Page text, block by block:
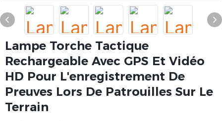
Lampe Torche Tactique
Rechargeable Avec GPS Et Vidéo
HD Pour L'enregistrement De
Preuves Lors De Patrouilles Sur Le
Terrain